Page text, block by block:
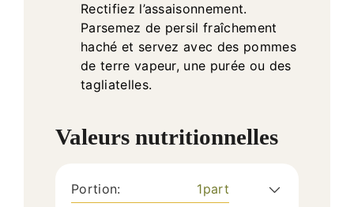
Rectifiez l’assaisonnement.
Parsemez de persil fraîchement
haché et servez avec des pommes
de terre vapeur, une purée ou des
tagliatelles.
Valeurs nutritionnelles
Portion: 1part